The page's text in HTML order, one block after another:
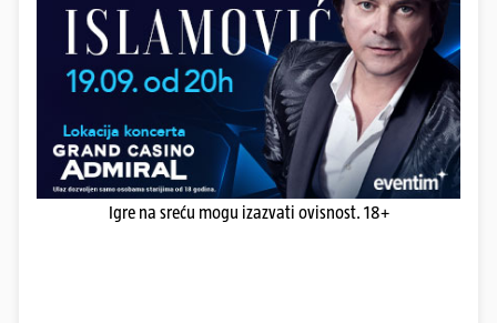
Igre na sreću mogu izazvati ovisnost. 18+